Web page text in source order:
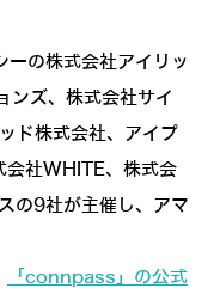
の株式会社アイリッ
ンズ、株式会社サイ
ド株式会社、アイプ
会社WHITE、株式会
の9社が主催し、アマ
「connpass」の公式